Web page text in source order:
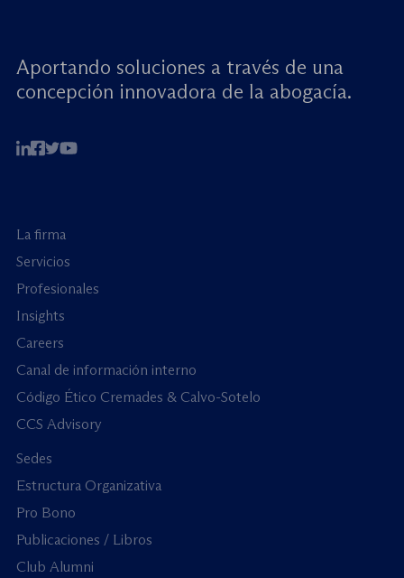
Aportando soluciones a través de una
concepción innovadora de la abogacía.
La firma
Servicios
Profesionales
Insights
Careers
Canal de información interno
Código Ético Cremades & Calvo-Sotelo
CCS Advisory
Sedes
Estructura Organizativa
Pro Bono
Publicaciones / Libros
Club Alumni